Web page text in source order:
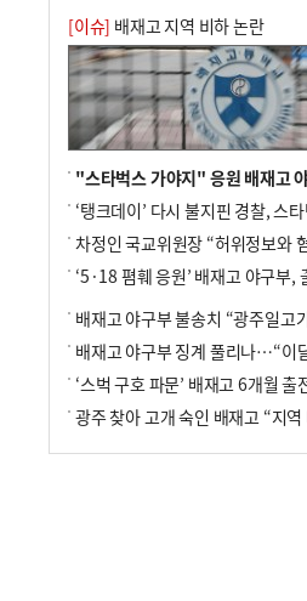
[이슈] 배재고 지역 비하 논란